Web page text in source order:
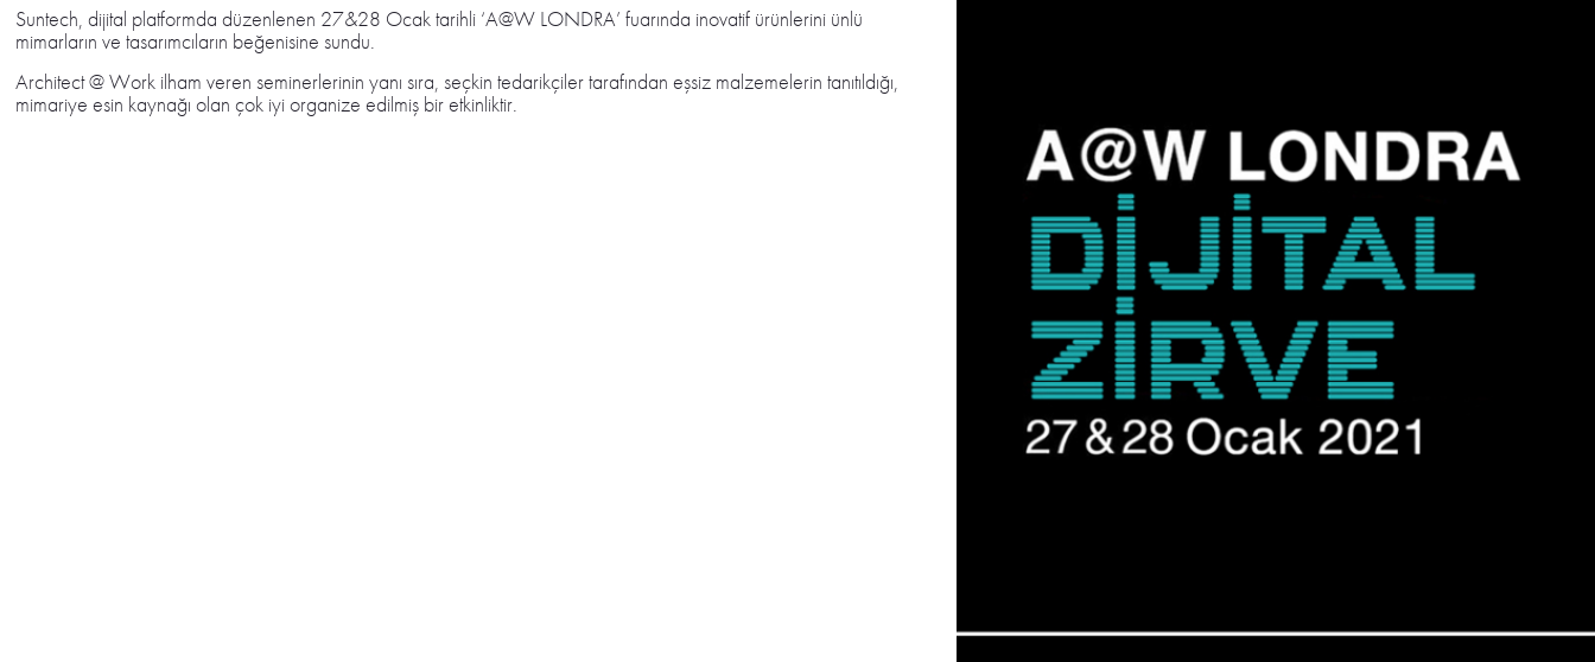
Suntech, dijital platformda düzenlenen 27&28 Ocak tarihli ‘A@W LONDRA’ fuarında inovatif ürünlerini ünlü
mimarların ve tasarımcıların beğenisine sundu.
Architect @ Work ilham veren seminerlerinin yanı sıra, seçkin tedarikçiler tarafından eşsiz malzemelerin tanıtıldığı,
mimariye esin kaynağı olan çok iyi organize edilmiş bir etkinliktir.